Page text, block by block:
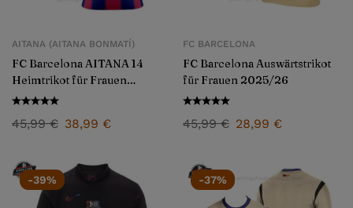
AITANA (AITANA BONMATÍ)
FC Barcelona AITANA 14
Heimtrikot für Frauen
2025/26
45,99€ 38,99 €
FC BARCELONA
FC Barcelona Auswärtstrikot
für Frauen 2025/26
45,99€ 28,99 €
-39% -37%